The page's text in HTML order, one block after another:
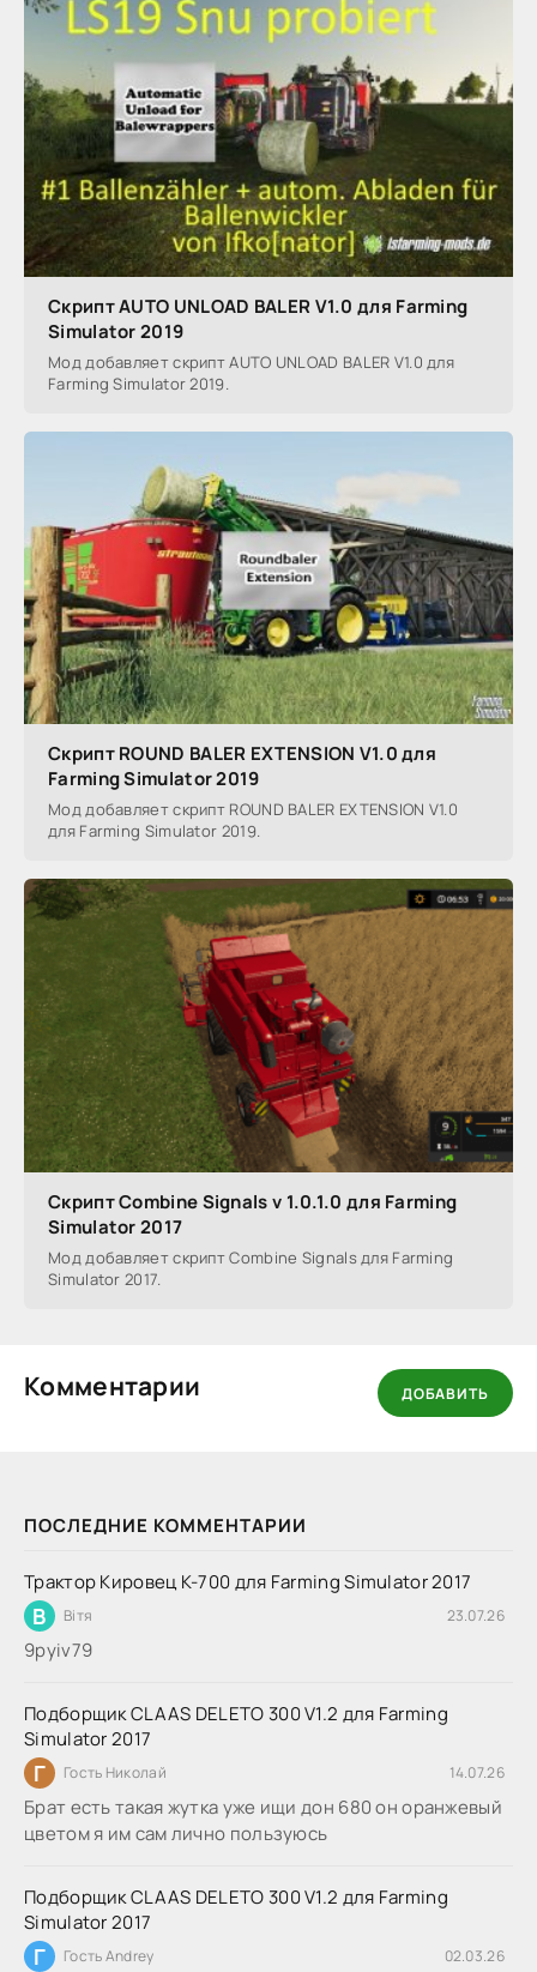
ПОСЛЕДНИЕ КОММЕНТАРИИ
Трактор Кировец К-700 для Farming Simulator 2017
В Вітя 23.07.26
9руіv79
Подборщик CLAAS DELETO 300 V1.2 для Farming
Simulator 2017
Г Гость Николай 14.07.26
Брат есть такая жутка уже ищи дон 680 он оранжевый
цветом я им сам лично пользуюсь
Подборщик CLAAS DELETO 300 V1.2 для Farming
Simulator 2017
Г Гость Andrey 02.03.26
Скрипт AUTO UNLOAD BALER V1.0 для Farming
Simulator 2019
Мод добавляет скрипт AUTO UNLOAD BALER V1.0 для
Farming Simulator 2019.
Скрипт ROUND BALER EXTENSION V1.0 для
Farming Simulator 2019
Мод добавляет скрипт ROUND BALER EXTENSION V1.0
для Farming Simulator 2019.
Скрипт Combine Signals v 1.0.1.0 для Farming
Simulator 2017
Мод добавляет скрипт Combine Signals для Farming
Simulator 2017.
Комментарии ДОБАВИТЬ